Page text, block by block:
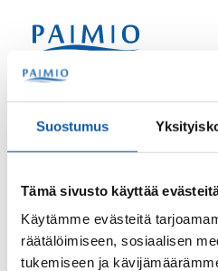
Suostumus
Tämä sivusto käyttää
Käytämme evästeitä
räätälöimiseen, sosiaalisen
tukemiseen ja
Sökord